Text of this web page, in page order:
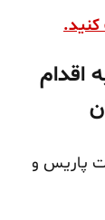
کنید.
اقدام
پاریس و